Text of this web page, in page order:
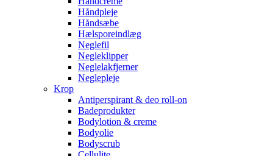
Håndpleje
Håndsæbe
Hælsporeindlæg
Neglefil
Negleklipper
Neglelakfjerner
Neglepleje
Krop
Antiperspirant & deo roll-on
Badeprodukter
Bodylotion & creme
Bodyolie
Bodyscrub